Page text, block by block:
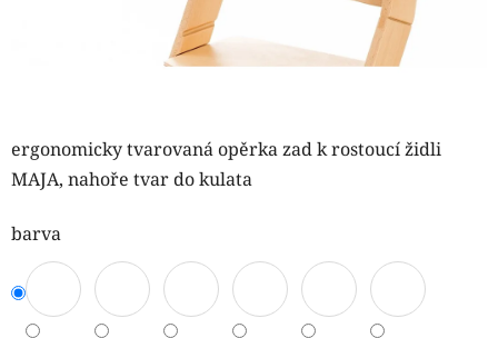
ergonomicky tvarovaná opěrka zad k rostoucí židli
MAJA, nahoře tvar do kulata
barva